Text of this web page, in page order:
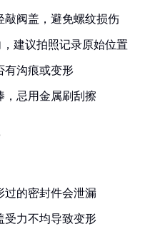
敲阀盖，避免螺纹损伤
建议拍照记录原始位置
有沟痕或变形
，忌用金属刷刮擦
过的密封件会泄漏
受力不均导致变形